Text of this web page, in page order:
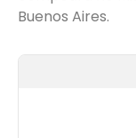
Buenos Aires.